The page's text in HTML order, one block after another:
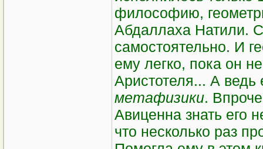
философию,
Абдаллаха Натили.
самостоятельно. И
ему легко, пока он
Аристотеля... А
метафизики.
Авиценна знать его
что несколько раз